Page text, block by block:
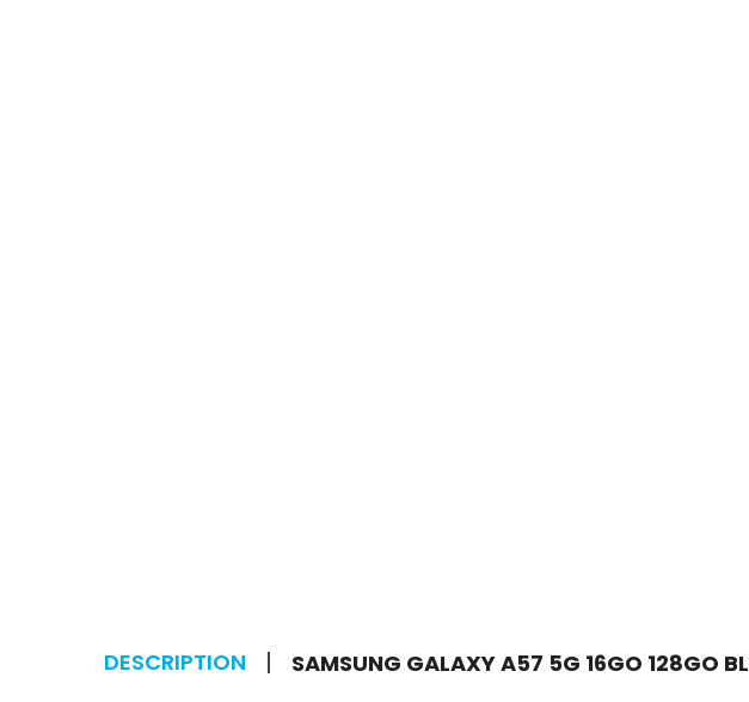
DESCRIPTION SAMSUNG GALAXY A57 5G 16GO 128GO